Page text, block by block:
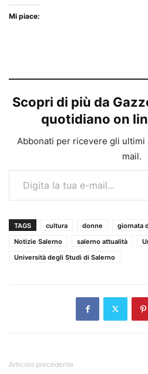
Mi piace:
Scopri di più da
quotidiano on
Abbonati per ricevere gli
mail.
Digita la tua e-mail...
TAGS cultura donne giornata
Notizie Salerno
salerno attualità
Università degli Studi di Salerno
Articolo precedente